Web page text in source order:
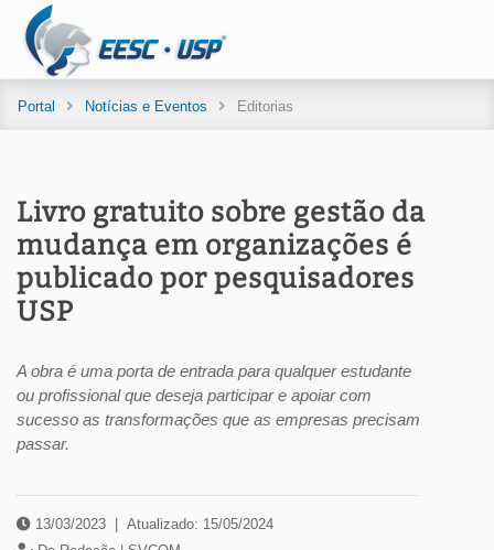
Portal Notícias e Eventos Editorias
Livro gratuito sobre gestão da
mudança em organizações é
publicado por pesquisadores
USP
A obra é uma porta de entrada para qualquer estudante
ou profissional que deseja participar e apoiar com
sucesso as transformações que as empresas precisam
passar.
13/03/2023
Atualizado: 15/05/2024